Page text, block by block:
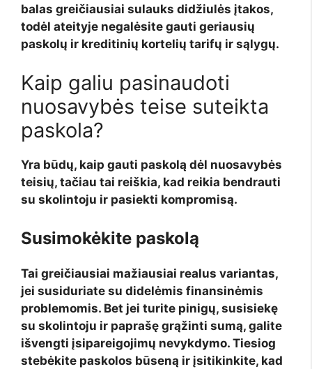
balas greičiausiai sulauks didžiulės įtakos,
todėl ateityje negalėsite gauti geriausių
paskolų ir kreditinių kortelių tarifų ir sąlygų.
Kaip galiu pasinaudoti
nuosavybės teise suteikta
paskola?
Yra būdų, kaip gauti paskolą dėl nuosavybės
teisių, tačiau tai reiškia, kad reikia bendrauti
su skolintoju ir pasiekti kompromisą.
Susimokėkite paskolą
Tai greičiausiai mažiausiai realus variantas,
jei susiduriate su didelėmis finansinėmis
problemomis. Bet jei turite pinigų, susisiekę
su skolintoju ir paprašę grąžinti sumą, galite
išvengti įsipareigojimų nevykdymo. Tiesiog
stebėkite paskolos būseną ir įsitikinkite, kad